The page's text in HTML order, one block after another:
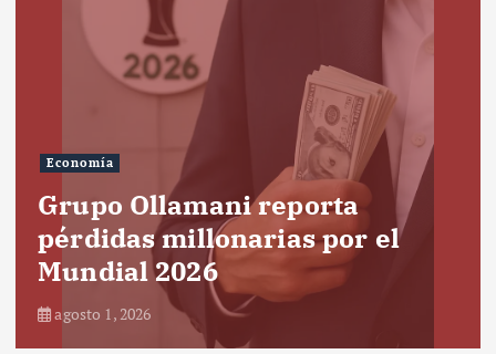
Economía
Grupo Ollamani reporta
pérdidas millonarias por el
Mundial 2026
agosto 1, 2026